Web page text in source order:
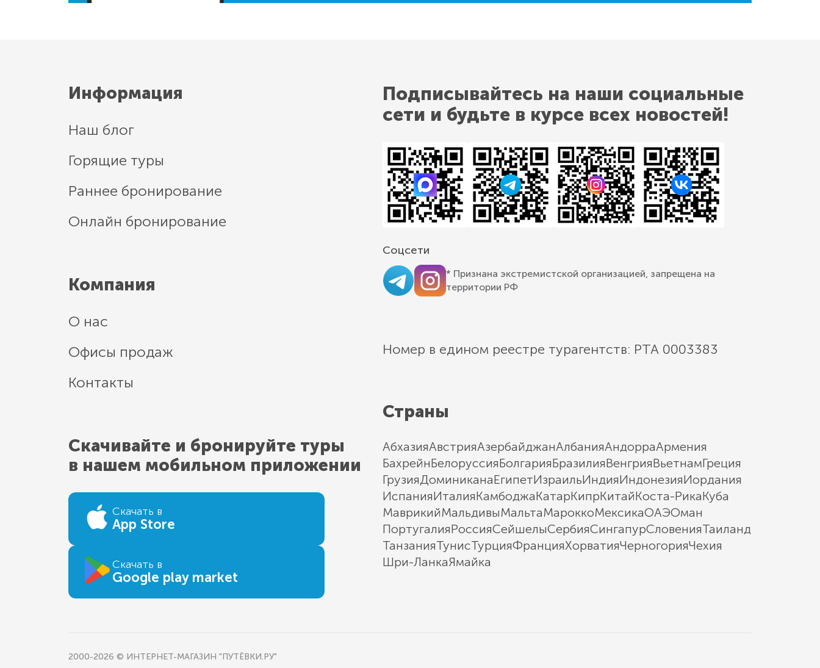
Информация
Наш блог
Горящие туры
Раннее бронирование
Онлайн бронирование
Компания
О нас
Офисы продаж
Контакты
Скачивайте и бронируйте туры
в нашем мобильном приложении
Скачать в
App Store
Скачать в
Google play market
Подписывайтесь на наши социальные
сети и будьте в курсе всех новостей!
Соцсети
* Признана экстремистской организацией, запрещена на
территории РФ
Номер в едином реестре турагентств: РТА 0003383
Страны
АбхазияАвстрияАзербайджанАлбанияАндорраАрмения
БахрейнБелоруссияБолгарияБразилияВенгрияВьетнамГреция
ГрузияДоминиканаЕгипетИзраильИндияИндонезияИордания
ИспанияИталияКамбоджаКатарКипрКитайКоста-РикаКуба
МаврикийМальдивыМальтаМароккоМексикаОАЭОман
ПортугалияРоссияСейшелыСербияСингапурСловенияТаиланд
ТанзанияТунисТурцияФранцияХорватияЧерногорияЧехия
Шри-ЛанкаЯмайка
2000-2026 © ИНТЕРНЕТ-МАГАЗИН "ПУТЁВКИ.РУ"